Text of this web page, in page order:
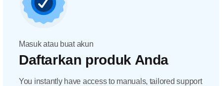
Masuk atau buat akun
Daftarkan produk Anda
You instantly have access to manuals, tailored support